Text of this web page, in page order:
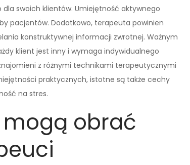
swoich klientów. Umiejętność aktywnego
pacjentów. Dodatkowo, terapeuta powinien
konstruktywnej informacji zwrotnej. Ważnym
klient jest inny i wymaga indywidualnego
z różnymi technikami terapeutycznymi
praktycznych, istotne są także cechy
na stres.
mogą obrać